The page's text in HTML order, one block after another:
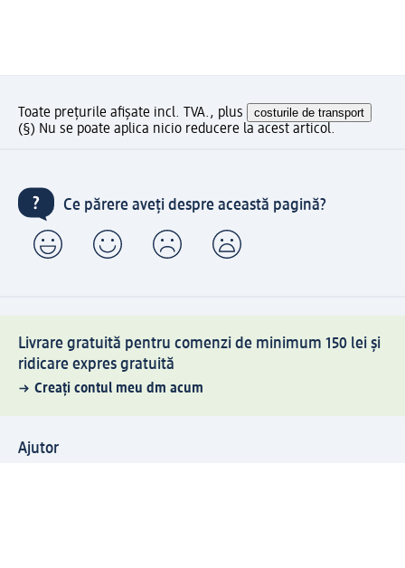
Toate prețurile afișate incl. TVA., plus costurile de transport
(§) Nu se poate aplica nicio reducere la acest articol.
Ce părere aveți despre această pagină?
Livrare gratuită pentru comenzi de minimum 150 lei și
ridicare expres gratuită
Creați contul meu dm acum
Ajutor